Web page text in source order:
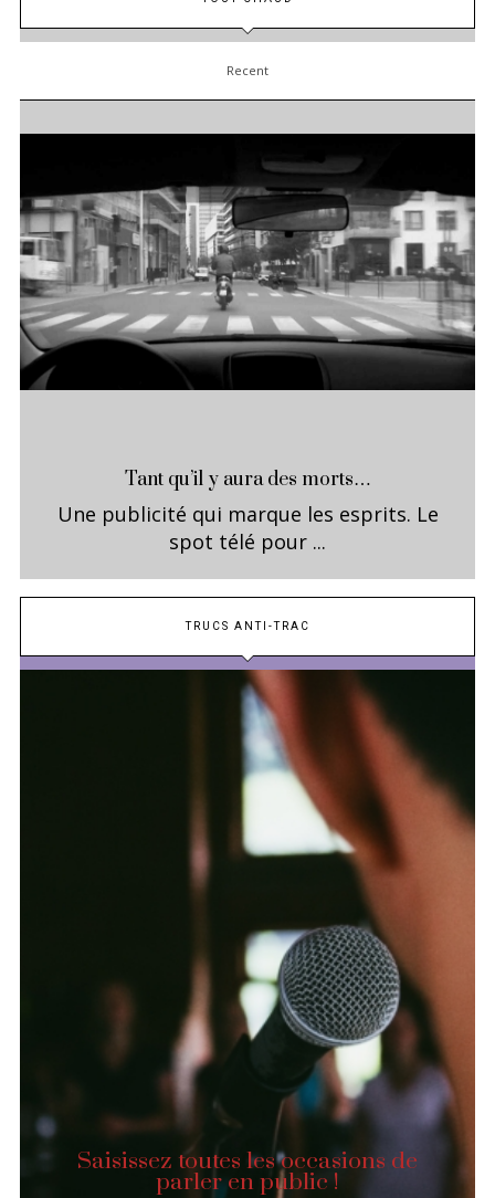
Recent
Tant qu’il y aura des morts…
Une publicité qui marque les esprits. Le
spot télé pour ...
TRUCS ANTI-TRAC
Saisissez toutes les occasions de
parler en public !